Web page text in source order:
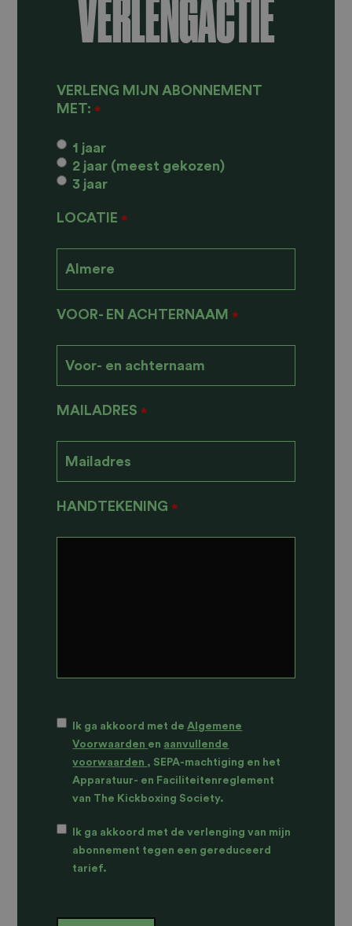
VERLENG MIJN ABONNEMENT
MET: *
1 jaar
2 jaar (meest gekozen)
3 jaar
LOCATIE *
VOOR- EN ACHTERNAAM *
MAILADRES *
HANDTEKENING *
IK
GA
AKKOORD
MET
DE
VOORWAARDEN
EN
AANVULLENDE
Ik ga akkoord met deAlgemene
Voorwaarden en aanvullende
voorwaarden , SEPA-machtiging en het
Apparatuur- en Faciliteitenreglement
van The Kickboxing Society.
AKKOORD
VERLENGING
CONTRACT
Ik ga akkoord met de verlenging van mijn
abonnement tegen een gereduceerd
tarief.